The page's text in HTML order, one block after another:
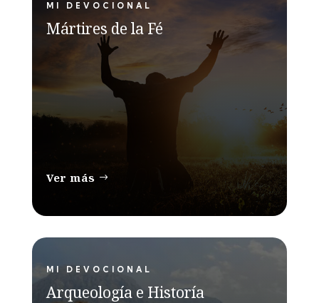
MI DEVOCIONAL
Mártires de la Fé
Ver más
MI DEVOCIONAL
Arqueología e Historía